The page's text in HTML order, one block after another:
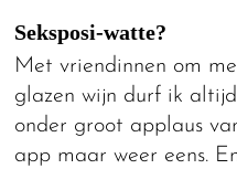
Seksposi-watte?
Met vriendinnen om
glazen wijn durf ik
onder groot applaus
app maar weer eens.